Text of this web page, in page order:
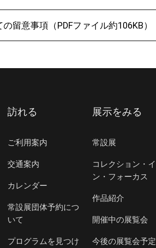
留意事項（PDFファイル約106KB）
訪れる
ご利用案内
交通案内
カレンダー
常設展団体予約につ
いて
プログラムを見つけ
展示をみる
常設展
コレクション・イ
ン・フォーカス
作品紹介
開催中の展覧会
今後の展覧会予定